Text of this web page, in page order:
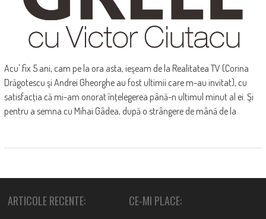
Acu' fix 5 ani, cam pe la ora asta, ieşeam de la Realitatea TV (Corina
Drăgotescu şi Andrei Gheorghe au fost ultimii care m-au invitat), cu
satisfacţia că mi-am onorat înţelegerea până-n ultimul minut al ei. Şi
pentru a semna cu Mihai Gâdea, după o strângere de mână de la
ARTICOLE RECENTE: CE-MI PLACE: